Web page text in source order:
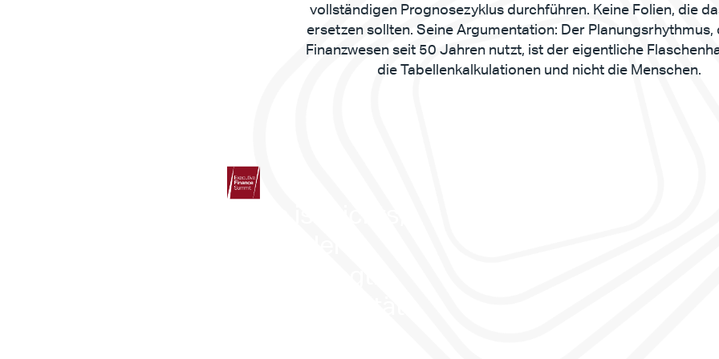
vollständigen Prognosezyklus durchführen. Keine Folien, die
ersetzen sollten. Seine Argumentation: Der Planungsrhythmus,
Finanzwesen seit 50 Jahren nutzt, ist der eigentliche
die Tabellenkalkulationen und nicht die Menschen.